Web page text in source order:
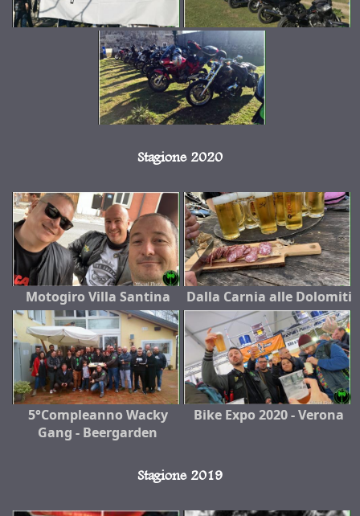
Stagione 2020
Motogiro Villa Santina Dalla Carnia alle Dolomiti
5°Compleanno Wacky
Gang - Beergarden
Bike Expo 2020 - Verona
Stagione 2019